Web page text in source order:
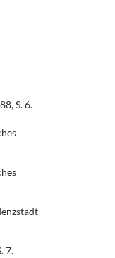
S. 6.
7.